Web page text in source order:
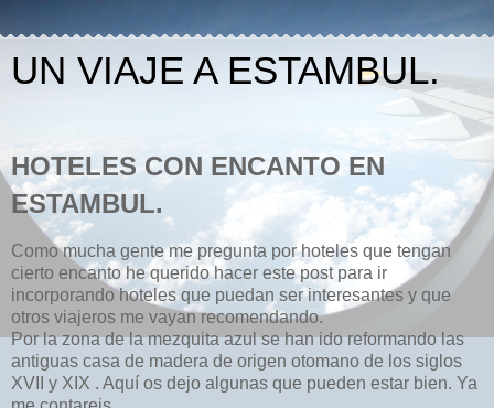
UN VIAJE A ESTAMBUL.
HOTELES CON ENCANTO EN
ESTAMBUL.
Como mucha gente me pregunta por hoteles que tengan
cierto encanto he querido hacer este post para ir
incorporando hoteles que puedan ser interesantes y que
otros viajeros me vayan recomendando.
Por la zona de la mezquita azul se han ido reformando las
antiguas casa de madera de origen otomano de los siglos
XVII y XIX . Aquí os dejo algunas que pueden estar bien. Ya